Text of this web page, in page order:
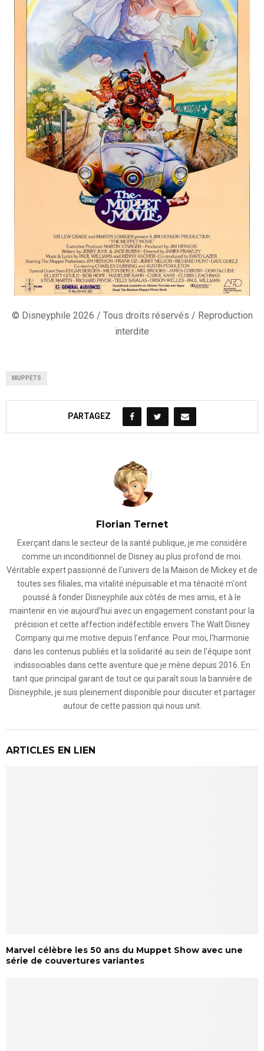
© Disneyphile 2026 / Tous droits réservés / Reproduction
interdite
MUPPETS
PARTAGEZ
Florian Ternet
Exerçant dans le secteur de la santé publique, je me considère
comme un inconditionnel de Disney au plus profond de moi.
Véritable expert passionné de l'univers de la Maison de Mickey et de
toutes ses filiales, ma vitalité inépuisable et ma ténacité m'ont
poussé à fonder Disneyphile aux côtés de mes amis, et à le
maintenir en vie aujourd'hui avec un engagement constant pour la
précision et cette affection indéfectible envers The Walt Disney
Company qui me motive depuis l'enfance. Pour moi, l'harmonie
dans les contenus publiés et la solidarité au sein de l'équipe sont
indissociables dans cette aventure que je mène depuis 2016. En
tant que principal garant de tout ce qui paraît sous la bannière de
Disneyphile, je suis pleinement disponible pour discuter et partager
autour de cette passion qui nous unit.
ARTICLES EN LIEN
Marvel célèbre les 50 ans du Muppet Show avec une
série de couvertures variantes